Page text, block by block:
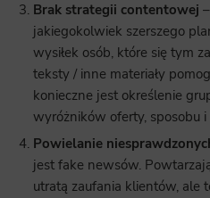
Brak strategii contentowej
jakiegokolwiek szerszego
wysiłek osób, które się tym
teksty / inne materiały
konieczne jest określenie
wyróżników oferty, sposobu
Powielanie
jest fake newsów.
utratą zaufania klientów, ale